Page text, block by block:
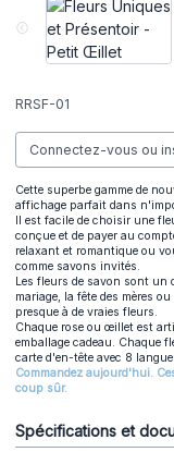
RRSF-01
Connectez-vous ou
Cette superbe gamme de
affichage parfait dans
Il est facile de choisir une
conçue et de payer au
relaxant et romantique ou
comme savons invités.
Les fleurs de savon sont un
mariage, la fête des mères
presque à de vraies fleurs.
Chaque rose ou œillet est
emballage cadeau. Chaque
carte d'en-tête avec 8
Commandez aujourd'hui.
coup sûr.
Spécifications et